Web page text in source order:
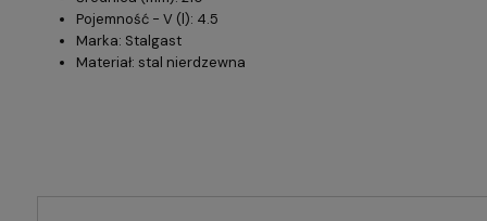
Pojemność - V (l): 4.5
Marka: Stalgast
Materiał: stal nierdzewna